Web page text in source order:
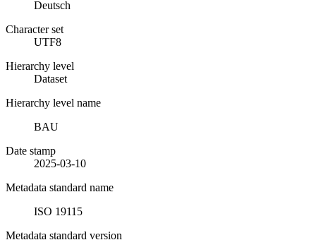
Deutsch
Character set
UTF8
Hierarchy level
Dataset
Hierarchy level name
BAU
Date stamp
2025-03-10
Metadata standard name
ISO 19115
Metadata standard version